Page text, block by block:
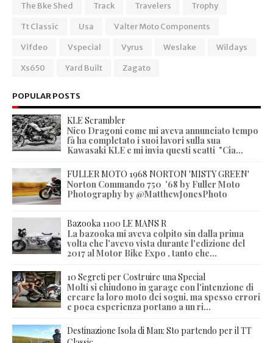
The Bke Shed
Track Travelers
Trophy
Tt Classic
Usa
Valter Moto Components
Vifdeo
Vspecial Vyrus Weslake
Wildays
Xs650
Yard Built Zagato
POPULAR POSTS
KLE Scrambler
Nico Dragoni come mi aveva annunciato tempo
fà ha completato i suoi lavori sulla sua
Kawasaki KLE e mi invia questi scatti "Cia...
FULLER MOTO 1968 NORTON 'MISTY GREEN'
Norton Commando 750 '68 by Fuller Moto
Photography by @MatthewJonesPhoto
Bazooka 1100 LE MANS R
La bazooka mi aveva colpito sin dalla prima
volta che l'avevo vista durante l'edizione del
2017 al Motor Bike Expo , tanto che...
10 Segreti per Costruire una Special
Molti si chiudono in garage con l'intenzione di
creare la loro moto dei sogni, ma spesso errori
e poca esperienza portano a un ri...
Destinazione Isola di Man: Sto partendo per il TT